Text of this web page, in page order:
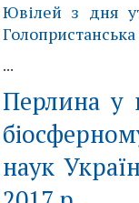
Ювілей з дня
...
Перлина у
наук